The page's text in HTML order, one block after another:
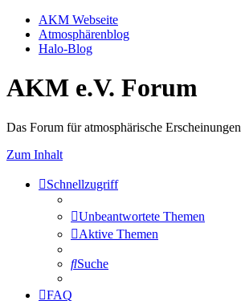
AKM Webseite
Atmosphärenblog
Halo-Blog
AKM e.V. Forum
Das Forum für atmosphärische Erscheinungen
Zum Inhalt
Schnellzugriff
Unbeantwortete Themen
Aktive Themen
Suche
FAQ